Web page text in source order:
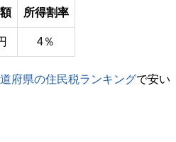
所得割率
4％
府県の住民税ランキングで安い